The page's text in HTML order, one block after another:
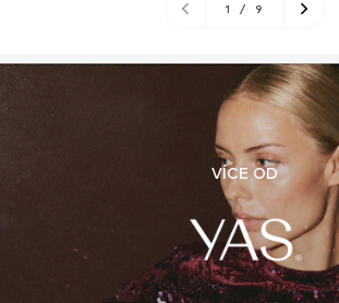
1 / 9
VÍCE OD